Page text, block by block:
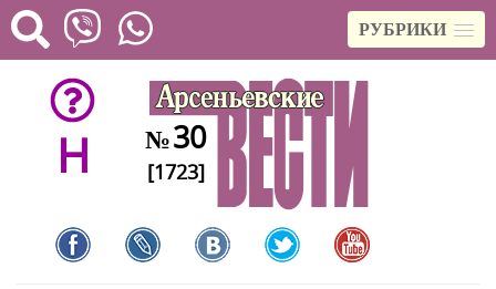
РУБРИКИ
H №30
[1723]